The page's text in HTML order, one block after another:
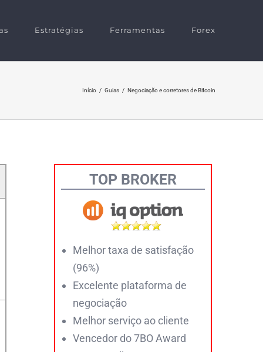
Estratégias Ferramentas Forex
Início / Guias / Negociação e corretores de Bitcoin
TOP BROKER
Melhor taxa de satisfação
(96%)
Excelente plataforma de
negociação
Melhor serviço ao cliente
Vencedor do 7BO Award